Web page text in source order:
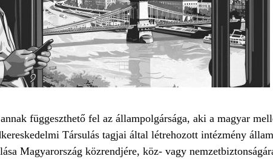
függeszthető fel az állampolgársága, aki a magyar
Társulás tagjai által létrehozott intézmény
Magyarország közrendjére, köz- vagy